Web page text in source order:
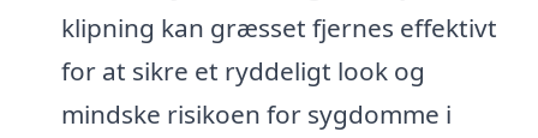
klipning kan græsset fjernes effektivt
for at sikre et ryddeligt look og
mindske risikoen for sygdomme i